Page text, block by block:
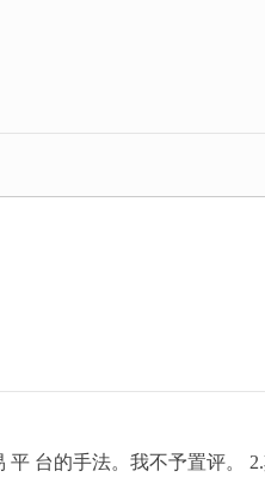
台的手法。我不予置评。